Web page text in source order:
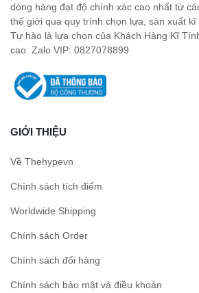
dòng hàng đạt độ chính xác cao nhất từ
thế giới qua quy trình chọn lựa, sản xuất kĩ
Tự hào là lựa chọn của Khách Hàng Kĩ
cao. Zalo VIP: 0827078899
GIỚI THIỆU
Về Thehypevn
Chính sách tích điểm
Worldwide Shipping
Chính sách Order
Chính sách đổi hàng
Chính sách bảo mật và điều khoản